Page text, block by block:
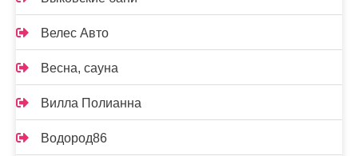
Велес Авто
Весна, сауна
Вилла Полианна
Водород86